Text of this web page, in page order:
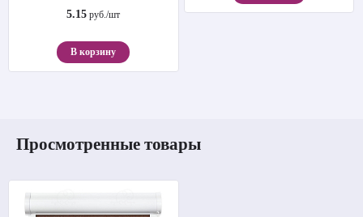
5.15 руб./шт
В корзину
Просмотренные товары